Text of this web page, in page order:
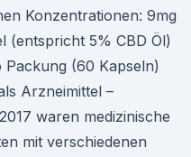
Konzentrationen: 9mg
(entspricht 5% CBD Öl)
Packung (60 Kapseln)
Arzneimittel –
waren medizinische
mit verschiedenen